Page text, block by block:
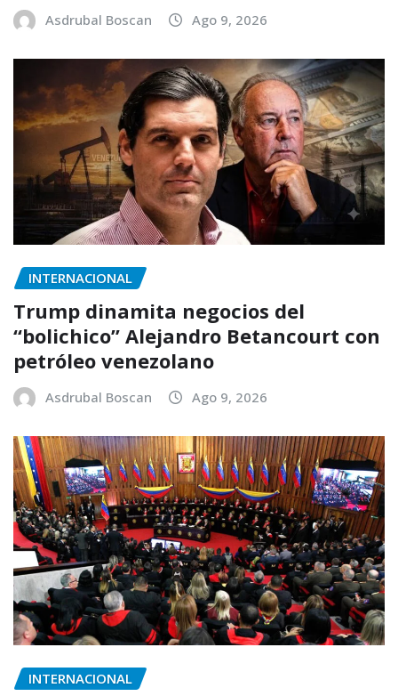
Asdrubal Boscan Ago 9, 2026
INTERNACIONAL
Trump dinamita negocios del
“bolichico” Alejandro Betancourt con
petróleo venezolano
Asdrubal Boscan Ago 9, 2026
INTERNACIONAL